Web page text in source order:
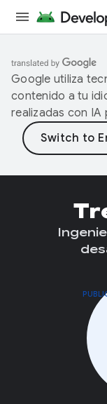
Google utiliza
contenido a tu
realizadas con